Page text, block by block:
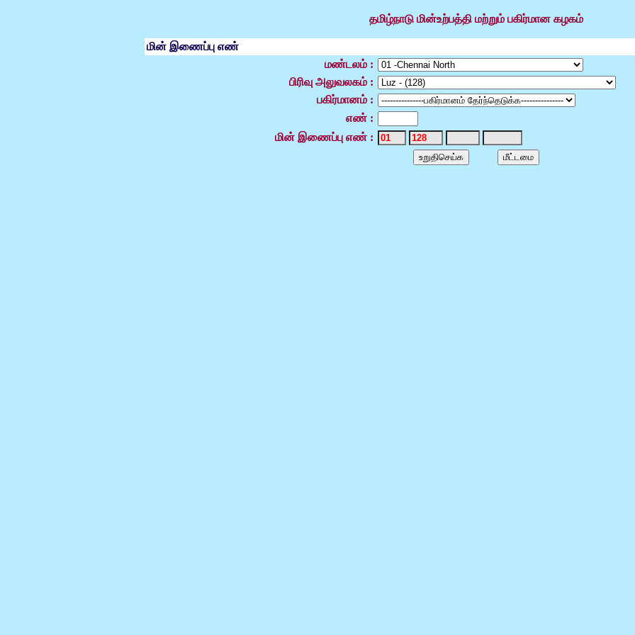
தமிழ்நாடு மின்உற்பத்தி மற்றும் பகிர்மான கழகம்
மின் இணைப்பு எண்
மண்டலம் :
பிரிவு அலுவலகம் :
பகிர்மானம் :
எண் :
மின் இணைப்பு எண் :